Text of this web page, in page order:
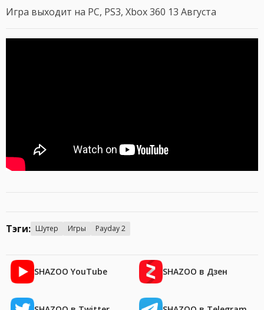
Игра выходит на PC, PS3, Xbox 360 13 Августа
Тэги: Шутер Игры Payday 2
SHAZOO YouTube SHAZOO в Дзен